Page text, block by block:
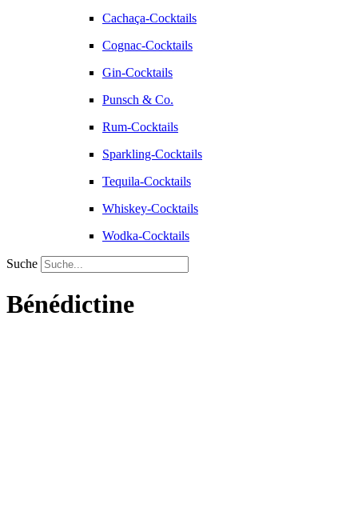
Cachaça-Cocktails
Cognac-Cocktails
Gin-Cocktails
Punsch & Co.
Rum-Cocktails
Sparkling-Cocktails
Tequila-Cocktails
Whiskey-Cocktails
Wodka-Cocktails
Suche
Bénédictine